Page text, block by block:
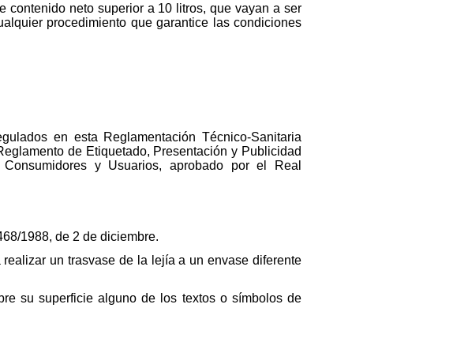
contenido neto superior a 10 litros, que vayan a ser
procedimiento que garantice las condiciones
en esta Reglamentación Técnico-Sanitaria
de Etiquetado, Presentación y Publicidad
y Usuarios, aprobado por el Real
1988, de 2 de diciembre.
un trasvase de la lejía a un envase diferente
su superficie alguno de los textos o símbolos de